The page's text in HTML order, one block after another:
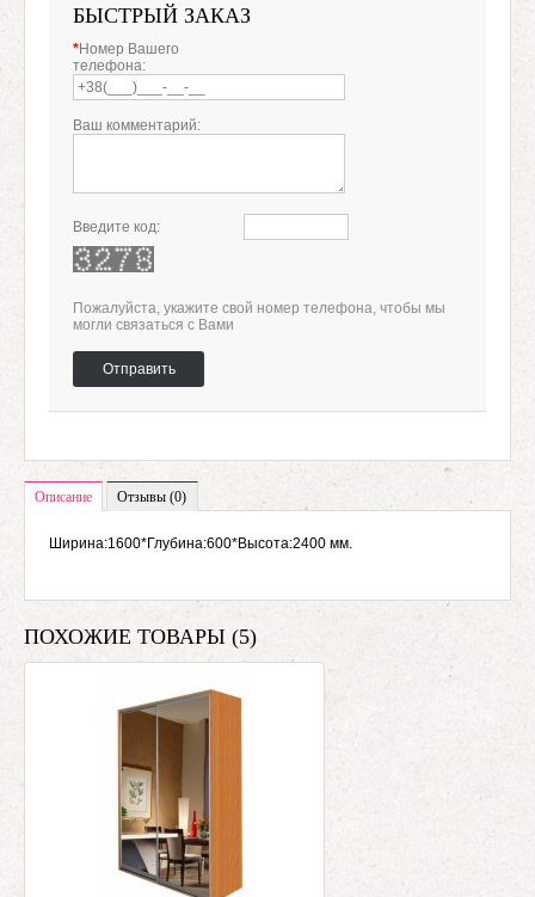
БЫСТРЫЙ ЗАКАЗ
*Номер Вашего
телефона:
Ваш комментарий:
Введите код:
Пожалуйста, укажите свой номер телефона, чтобы мы
могли связаться с Вами
Отправить
Описание Отзывы (0)
Ширина:1600*Глубина:600*Высота:2400 мм.
ПОХОЖИЕ ТОВАРЫ (5)